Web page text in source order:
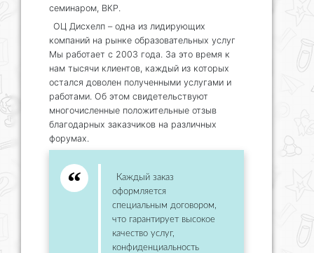
семинаром, ВКР.
ОЦ Дисхелп – одна из лидирующих
компаний на рынке образовательных услуг
Мы работает с 2003 года. За это время к
нам тысячи клиентов, каждый из которых
остался доволен полученными услугами и
работами. Об этом свидетельствуют
многочисленные положительные отзыв
благодарных заказчиков на различных
форумах.
Каждый заказ
оформляется
специальным договором,
что гарантирует высокое
качество услуг,
конфиденциальность